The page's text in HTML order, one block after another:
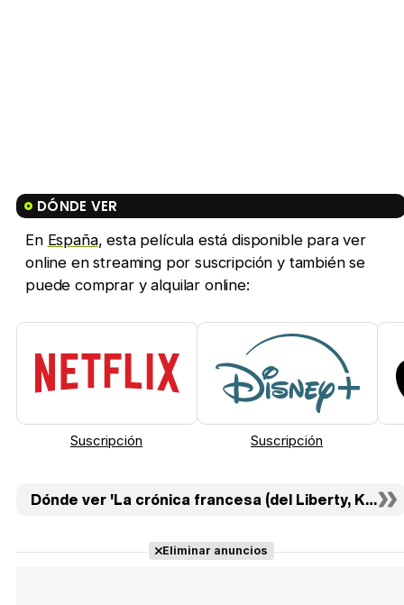
DÓNDE VER
En España, esta película está disponible para ver
online en streaming por suscripción y también se
puede comprar y alquilar online:
Suscripción Suscripción
Dónde ver 'La crónica francesa (del Liberty,
Eliminar anuncios